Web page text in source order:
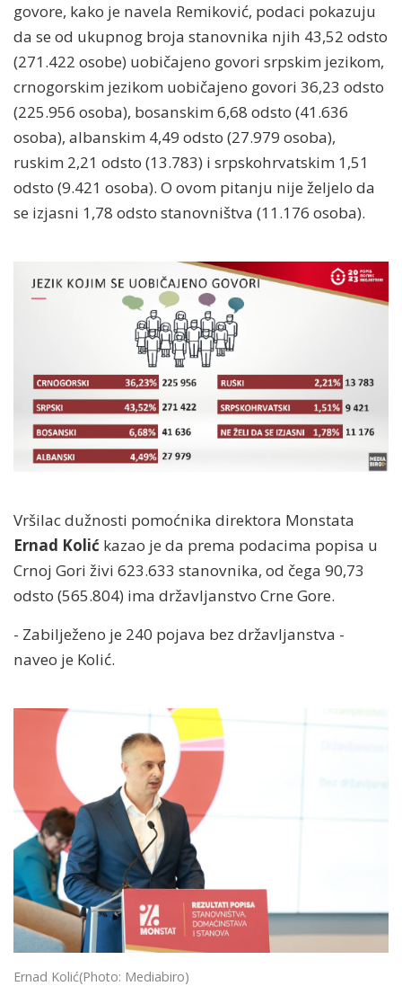
govore, kako je navela Remiković, podaci pokazuju
da se od ukupnog broja stanovnika njih 43,52 odsto
(271.422 osobe) uobičajeno govori srpskim jezikom,
crnogorskim jezikom uobičajeno govori 36,23 odsto
(225.956 osoba), bosanskim 6,68 odsto (41.636
osoba), albanskim 4,49 odsto (27.979 osoba),
ruskim 2,21 odsto (13.783) i srpskohrvatskim 1,51
odsto (9.421 osoba). O ovom pitanju nije željelo da
se izjasni 1,78 odsto stanovništva (11.176 osoba).
Vršilac dužnosti pomoćnika direktora Monstata
Ernad Kolić kazao je da prema podacima popisa u
Crnoj Gori živi 623.633 stanovnika, od čega 90,73
odsto (565.804) ima državljanstvo Crne Gore.
- Zabilježeno je 240 pojava bez državljanstva -
naveo je Kolić.
Ernad Kolić(Photo: Mediabiro)